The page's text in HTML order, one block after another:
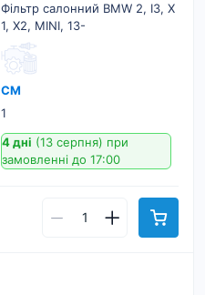
Фільтр салонний BMW 2, I3, X
1, X2, MINI, 13-
СМ
1
4 дні (13 серпня) при
замовленні до 17:00